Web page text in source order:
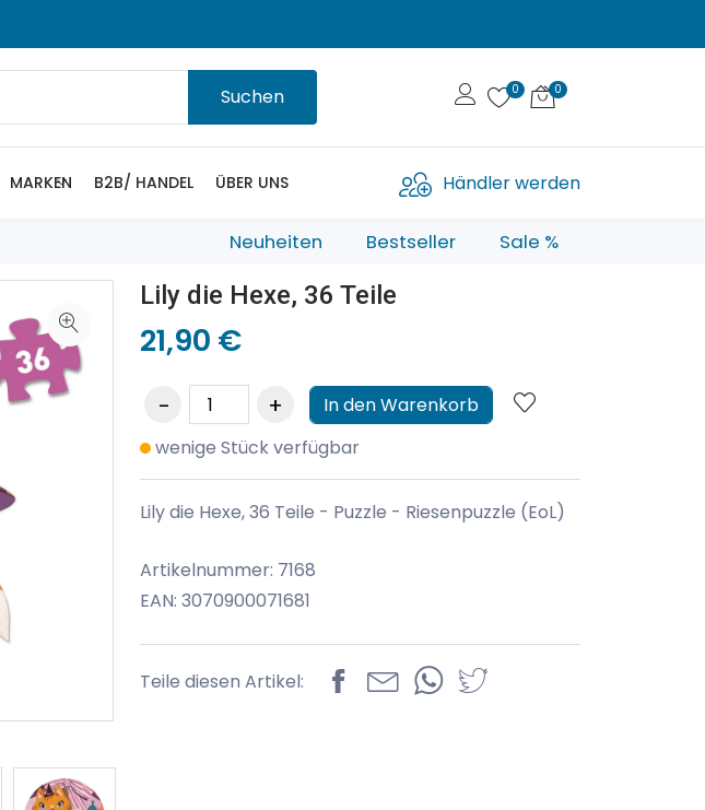
Suchen
MARKEN B2B/ HANDEL ÜBER UNS Händler werden
Neuheiten Bestseller Sale %
Lily die Hexe, 36 Teile
21,90 €
In den Warenkorb
wenige Stück verfügbar
Lily die Hexe, 36 Teile - Puzzle - Riesenpuzzle (EoL)
Artikelnummer: 7168
EAN: 3070900071681
Teile diesen Artikel: